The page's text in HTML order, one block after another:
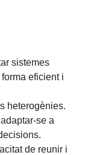
sistemes
eficient i
heterogènies.
se a
de reunir i